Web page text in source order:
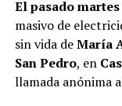
que hasta la
si se entregarán
estos son
hace tiempo y
El pasado
masivo de
sin vida deMaría
San Pedro, en
llamada anónima